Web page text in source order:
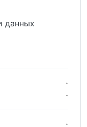
данных